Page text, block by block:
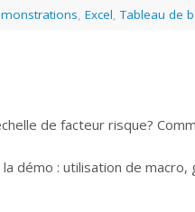
Excel ,Tableau de
de facteur risque?
démo : utilisation de